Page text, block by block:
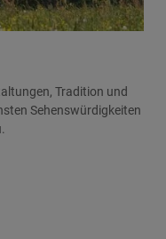
Tradition und
Sehenswürdigkeiten